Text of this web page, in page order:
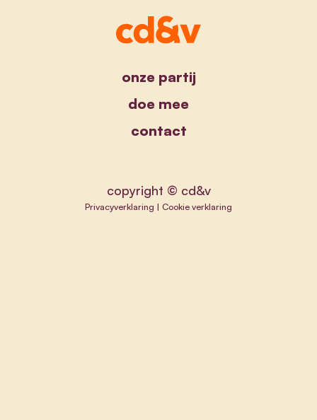
onze partij
doe mee
contact
copyright © cd&v
Privacyverklaring | Cookie verklaring